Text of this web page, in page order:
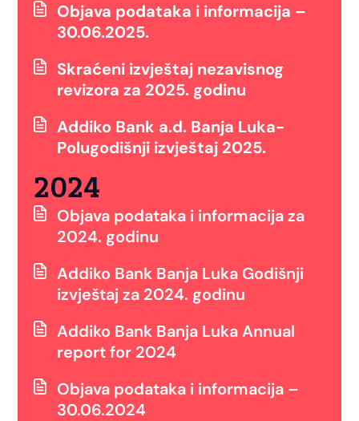
Objava podataka i informacija –
30.06.2025.
Skraćeni izvještaj nezavisnog
revizora za 2025. godinu
Addiko Bank a.d. Banja Luka-
Polugodišnji izvještaj 2025.
2024
Objava podataka i informacija za
2024. godinu
Addiko Bank Banja Luka Godišnji
izvještaj za 2024. godinu
Addiko Bank Banja Luka Annual
report for 2024
Objava podataka i informacija –
30.06.2024